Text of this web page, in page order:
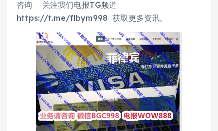
咨询 关注我们电报TG频道
https://t.me/flbym998 获取更多资讯。